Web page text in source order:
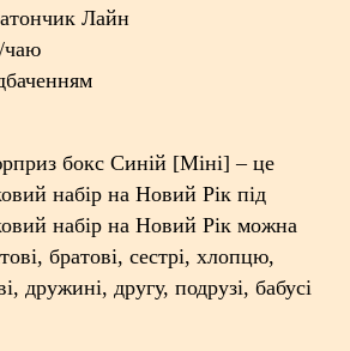
Лайн
чаю
бокс Синій [Міні] – це
набір на Новий Рік під
набір на Новий Рік можна
братові, сестрі, хлопцю,
дружині, другу, подрузі, бабусі